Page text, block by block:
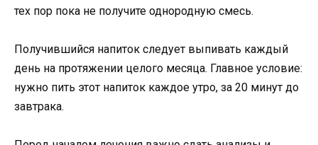
тех пор пока не получите однородную смесь.
Получившийся напиток следует выпивать каждый
день на протяжении целого месяца. Главное условие:
нужно пить этот напиток каждое утро, за 20 минут до
завтрака.